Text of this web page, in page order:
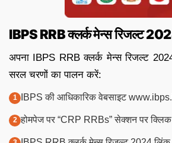
IBPS RRB क्लर्क मेन्स रिजल्ट
अपना IBPS RRB क्लर्क मेन्स रिजल्ट
सरल चरणों का पालन करें:
IBPS की आधिकारिक वेबसाइट
होमपेज पर “CRP RRBs” सेक्शन पर